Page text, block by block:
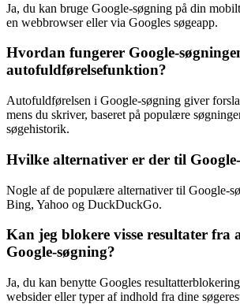
Ja, du kan bruge Google-søgning på din
en webbrowser eller via Googles søgeapp.
Hvordan fungerer Google-
autofuldførelsefunktion?
Autofuldførelsen i Google-søgning giver
mens du skriver, baseret på populære
søgehistorik.
Hvilke alternativer er der til
Nogle af de populære alternativer til Google-
Bing, Yahoo og DuckDuckGo.
Kan jeg blokere visse resultater fra
Google-søgning?
Ja, du kan benytte Googles
websider eller typer af indhold fra dine